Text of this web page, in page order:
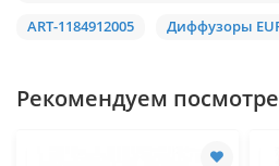
ART-1184912005
Диффузоры
Рекомендуем